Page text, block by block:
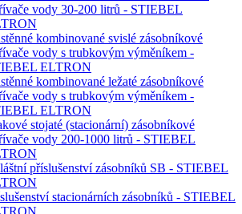
vody 30-200 litrů - STIEBEL
kombinované svislé zásobníkové
vody s trubkovým výměníkem -
ELTRON
kombinované ležaté zásobníkové
vody s trubkovým výměníkem -
ELTRON
stojaté (stacionární) zásobníkové
vody 200-1000 litrů - STIEBEL
příslušenství zásobníků SB - STIEBEL
stacionárních zásobníků - STIEBEL